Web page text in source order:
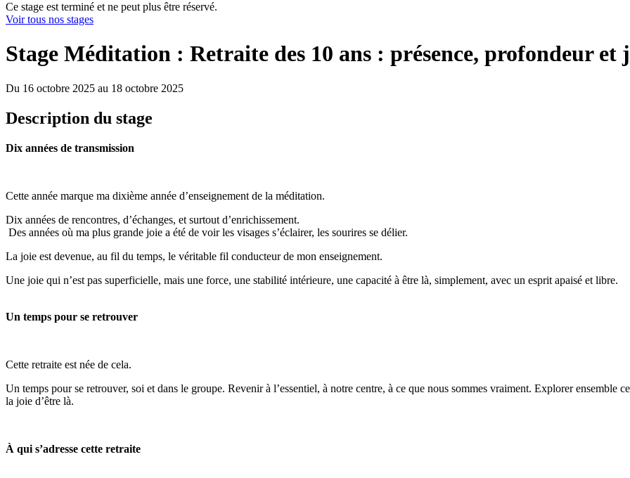
Ce stage est terminé et ne peut plus être réservé.
Voir tous nos stages
Stage Méditation : Retraite des 10 ans : présence, profondeur et
Du 16 octobre 2025 au 18 octobre 2025
Description du stage
Dix années de transmission
Cette année marque ma dixième année d’enseignement de la méditation.
Dix années de rencontres, d’échanges, et surtout d’enrichissement.
Des années où ma plus grande joie a été de voir les visages s’éclairer, les sourires se délier.
La joie est devenue, au fil du temps, le véritable fil conducteur de mon enseignement.
Une joie qui n’est pas superficielle, mais une force, une stabilité intérieure, une capacité à être là, simplement, avec un esprit apaisé et libre.
Un temps pour se retrouver
Cette retraite est née de cela.
Un temps pour se retrouver, soi et dans le groupe. Revenir à l’essentiel, à notre centre, à ce que nous sommes vraiment. Explorer
la joie d’être là.
À qui s’adresse cette retraite